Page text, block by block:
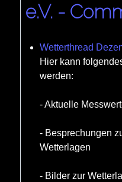
e.V. -
Wetterthread
Hier kann
werden:
- Aktuelle
- Besprechungen
Wetterlagen
- Bilder zur